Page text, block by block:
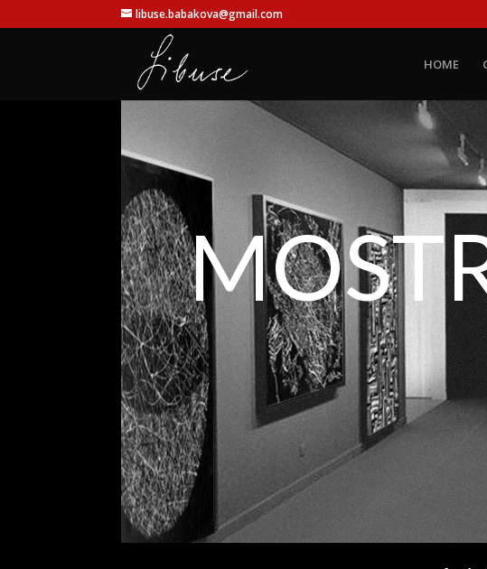
libuse.babakova@gmail.com
HOME